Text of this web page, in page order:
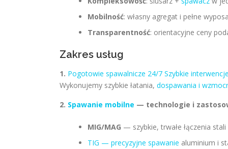
Mobilność: własny agregat i pełne
Transparentność: orientacyjne ceny
Zakres usług
1. Pogotowie spawalnicze 24/7 Szybkie
Wykonujemy szybkie łatania, dospawania i
2. Spawanie mobilne — technologie i
MIG/MAG — szybkie, trwałe łączenia
TIG — precyzyjne spawanie aluminium i